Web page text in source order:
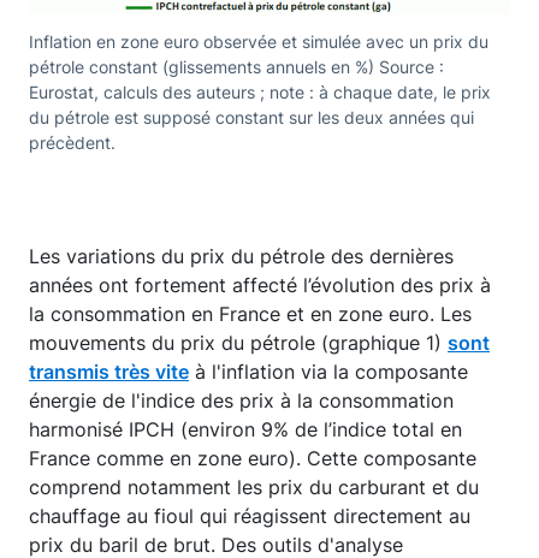
Inflation en zone euro observée et simulée avec un prix du
pétrole constant (glissements annuels en %) Source :
Eurostat, calculs des auteurs ; note : à chaque date, le prix
du pétrole est supposé constant sur les deux années qui
précèdent.
Les variations du prix du pétrole des dernières
années ont fortement affecté l’évolution des prix à
la consommation en France et en zone euro. Les
mouvements du prix du pétrole (graphique 1) sont
transmis très vite à l'inflation via la composante
énergie de l'indice des prix à la consommation
harmonisé IPCH (environ 9% de l’indice total en
France comme en zone euro). Cette composante
comprend notamment les prix du carburant et du
chauffage au fioul qui réagissent directement au
prix du baril de brut. Des outils d'analyse